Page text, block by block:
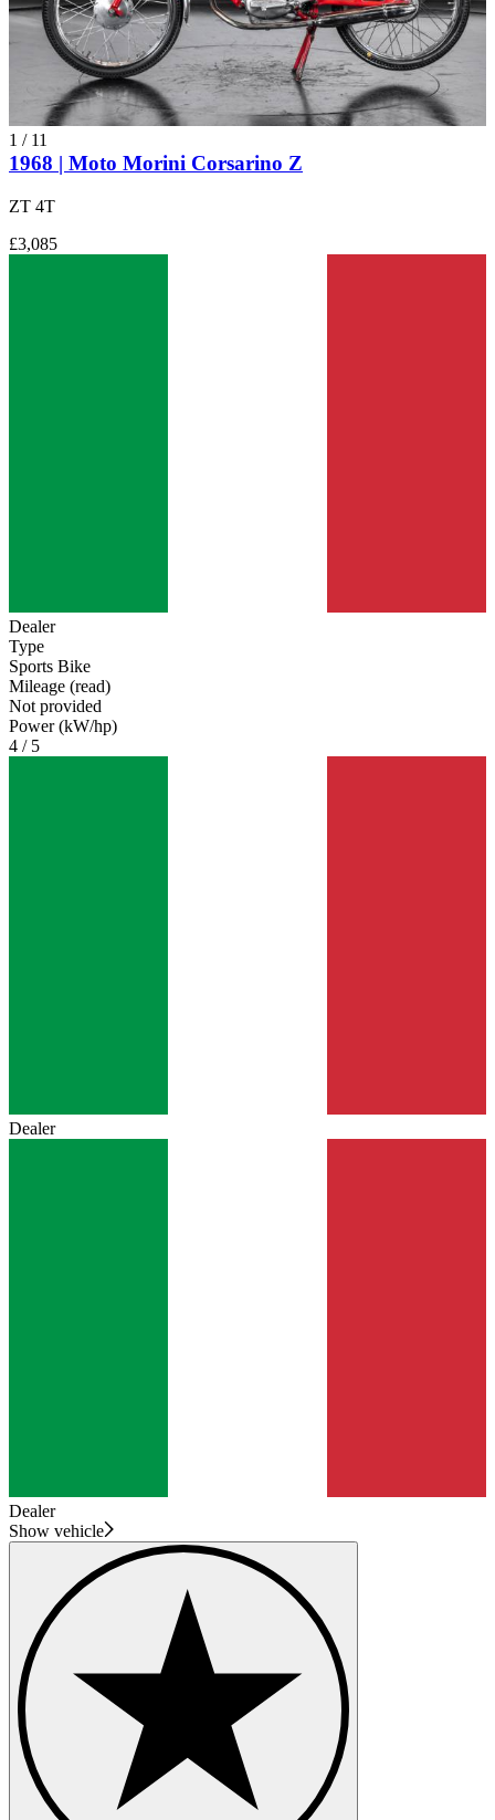
1 / 11
1968 | Moto Morini Corsarino Z
ZT 4T
£3,085
Dealer
Type
Sports Bike
Mileage (read)
Not provided
Power (kW/hp)
4 / 5
Dealer
Dealer
Show vehicle